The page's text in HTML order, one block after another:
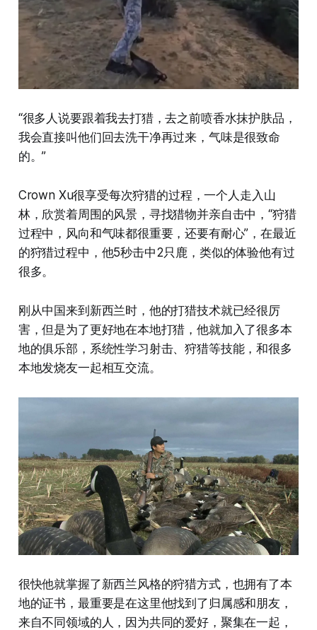
“很多人说要跟着我去打猎，去之前喷香水抹护肤品，
我会直接叫他们回去洗干净再过来，气味是很致命
的。”
Crown Xu很享受每次狩猎的过程，一个人走入山
林，欣赏着周围的风景，寻找猎物并亲自击中，“狩猎
过程中，风向和气味都很重要，还要有耐心”，在最近
的狩猎过程中，他5秒击中2只鹿，类似的体验他有过
很多。
刚从中国来到新西兰时，他的打猎技术就已经很厉
害，但是为了更好地在本地打猎，他就加入了很多本
地的俱乐部，系统性学习射击、狩猎等技能，和很多
本地发烧友一起相互交流。
很快他就掌握了新西兰风格的狩猎方式，也拥有了本
地的证书，最重要是在这里他找到了归属感和朋友，
来自不同领域的人，因为共同的爱好，聚集在一起，